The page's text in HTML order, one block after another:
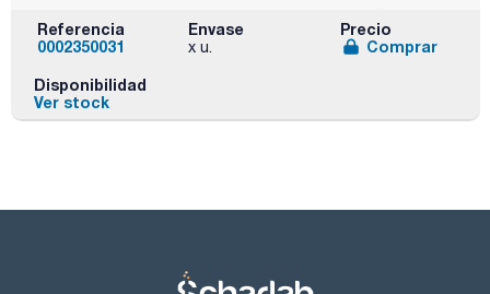
Referencia
0002350031
Envase
x u.
Precio
Comprar
Disponibilidad
Ver stock